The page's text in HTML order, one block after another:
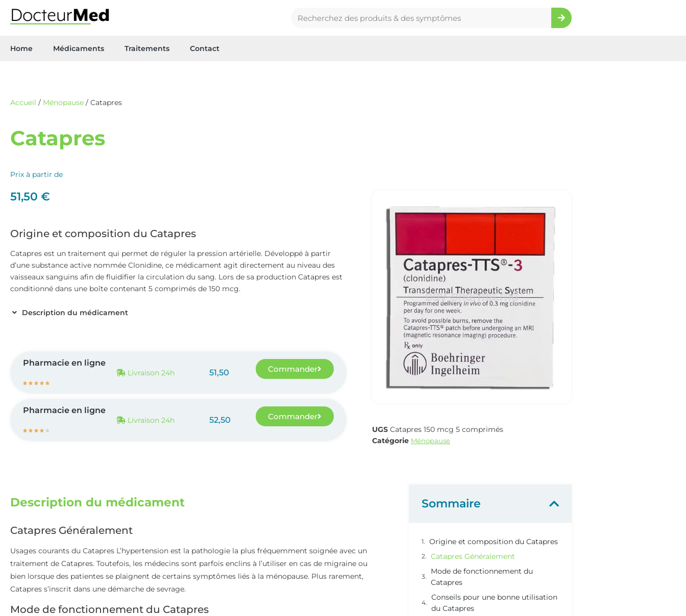
Home Médicaments Traitements Contact
Accueil / Ménopause / Catapres
Catapres
Prix à partir de
51,50 €
Origine et composition du Catapres
Catapres est un traitement qui permet de réguler la pression artérielle. Développé à partir
d’une substance active nommée Clonidine, ce médicament agit directement au niveau des
vaisseaux sanguins afin de fluidifier la circulation du sang. Lors de sa production Catapres est
conditionné dans une boîte contenant 5 comprimés de 150 mcg.
Description du médicament
Pharmacie en ligne
    
Livraison 24h 51,50 Commander
Pharmacie en ligne
    
Livraison 24h 52,50 Commander
UGS Catapres 150 mcg 5 comprimés
Catégorie Ménopause
Description du médicament
Catapres Généralement
Usages courants du Catapres L’hypertension est la pathologie la plus fréquemment soignée avec un
traitement de Catapres. Toutefois, les médecins sont parfois enclins à l’utiliser en cas de migraine ou
bien lorsque des patientes se plaignent de certains symptômes liés à la ménopause. Plus rarement,
Catapres s’inscrit dans une démarche de sevrage.
Mode de fonctionnement du Catapres
Sommaire
Origine et composition du Catapres
Catapres Généralement
Mode de fonctionnement du
Catapres
Conseils pour une bonne utilisation
du Catapres